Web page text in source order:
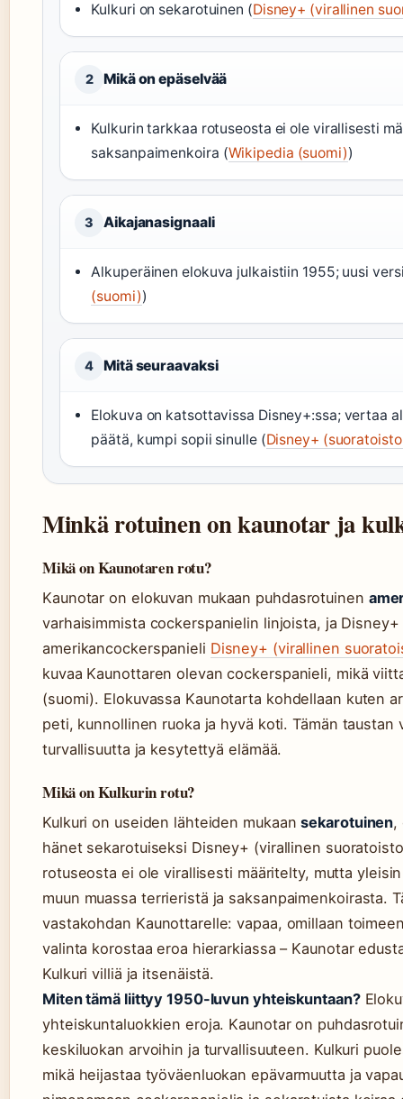
Kulkuri on sekarotuinen (Disney+ (virallinen
2 Mikä on epäselvää
Kulkurin tarkkaa rotuseosta ei ole virallisesti
saksanpaimenkoira (Wikipedia (suomi))
3 Aikajanasignaali
Alkuperäinen elokuva julkaistiin 1955; uusi
(suomi))
4 Mitä seuraavaksi
Elokuva on katsottavissa Disney+:ssa; vertaa
päätä, kumpi sopii sinulle (Disney+
Minkä rotuinen on kaunotar ja
Mikä on Kaunotaren rotu?
Kaunotar on elokuvan mukaan puhdasrotuinen
varhaisimmista cockerspanielin linjoista, ja
amerikancockerspanieli Disney+ (virallinen
kuvaa Kaunottaren olevan cockerspanieli, mikä
(suomi). Elokuvassa Kaunotarta kohdellaan kuten
peti, kunnollinen ruoka ja hyvä koti. Tämän taustan
turvallisuutta ja kesytettyä elämää.
Mikä on Kulkurin rotu?
Kulkuri on useiden lähteiden mukaansekarotuinen,
hänet sekarotuiseksi Disney+ (virallinen
rotuseosta ei ole virallisesti määritelty, mutta
muun muassa terrieristä ja saksanpaimenkoirasta.
vastakohdan Kaunottarelle: vapaa, omillaan
valinta korostaa eroa hierarkiassa – Kaunotar
Kulkuri villiä ja itsenäistä.
Miten tämä liittyy 1950-luvun yhteiskuntaan?
yhteiskuntaluokkien eroja. Kaunotar on
keskiluokan arvoihin ja turvallisuuteen. Kulkuri
mikä heijastaa työväenluokan epävarmuutta ja